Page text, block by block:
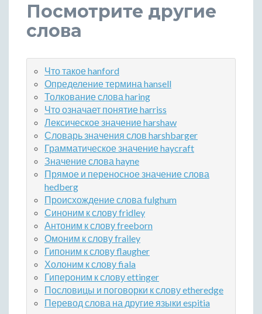
Посмотрите другие
слова
Что такое hanford
Определение термина hansell
Толкование слова haring
Что означает понятие harriss
Лексическое значение harshaw
Словарь значения слов harshbarger
Грамматическое значение haycraft
Значение слова hayne
Прямое и переносное значение слова
hedberg
Происхождение слова fulghum
Синоним к слову fridley
Антоним к слову freeborn
Омоним к слову frailey
Гипоним к слову flaugher
Холоним к слову fiala
Гипероним к слову ettinger
Пословицы и поговорки к слову etheredge
Перевод слова на другие языки espitia